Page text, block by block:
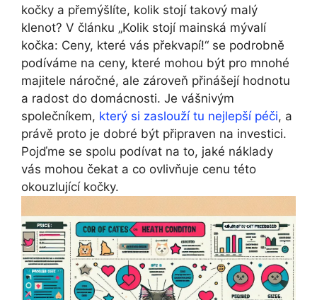
kočky a přemýšlíte, kolik stojí takový malý
klenot? V článku „Kolik stojí mainská mývalí
kočka: Ceny, které vás překvapí!“ se podrobně
podíváme na ceny, které mohou být pro mnohé
majitele náročné, ale zároveň přinášejí hodnotu
a radost do domácnosti. Je vášnivým
společníkem, který si zaslouží tu nejlepší péči, a
právě proto je dobré být připraven na investici.
Pojďme se spolu podívat na to, jaké náklady
vás mohou čekat a co ovlivňuje cenu této
okouzlující kočky.